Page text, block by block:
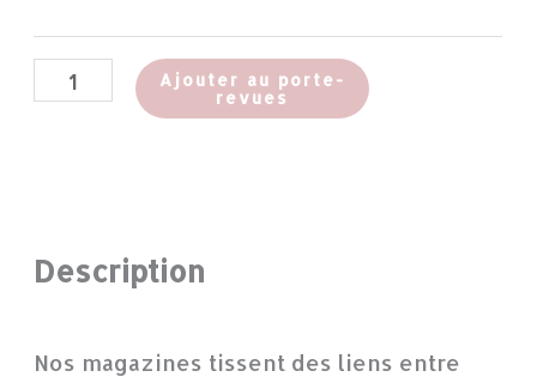
Ajouter au porte-
revues
Description
Nos magazines tissent des liens entre